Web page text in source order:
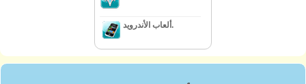
ألعاب الأندرويد.